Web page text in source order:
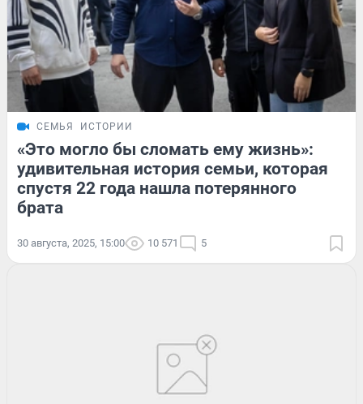
СЕМЬЯ ИСТОРИИ
«Это могло бы сломать ему жизнь»:
удивительная история семьи, которая
спустя 22 года нашла потерянного
брата
30 августа, 2025, 15:00 10 571 5